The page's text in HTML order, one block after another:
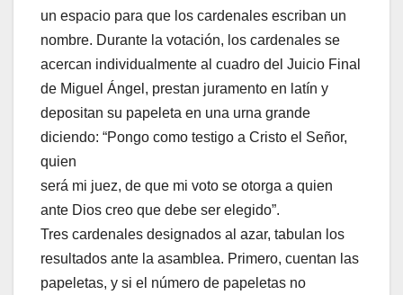
un espacio para que los cardenales escriban un
nombre. Durante la votación, los cardenales se
acercan individualmente al cuadro del Juicio Final
de Miguel Ángel, prestan juramento en latín y
depositan su papeleta en una urna grande
diciendo: “Pongo como testigo a Cristo el Señor,
quien
será mi juez, de que mi voto se otorga a quien
ante Dios creo que debe ser elegido”.
Tres cardenales designados al azar, tabulan los
resultados ante la asamblea. Primero, cuentan las
papeletas, y si el número de papeletas no